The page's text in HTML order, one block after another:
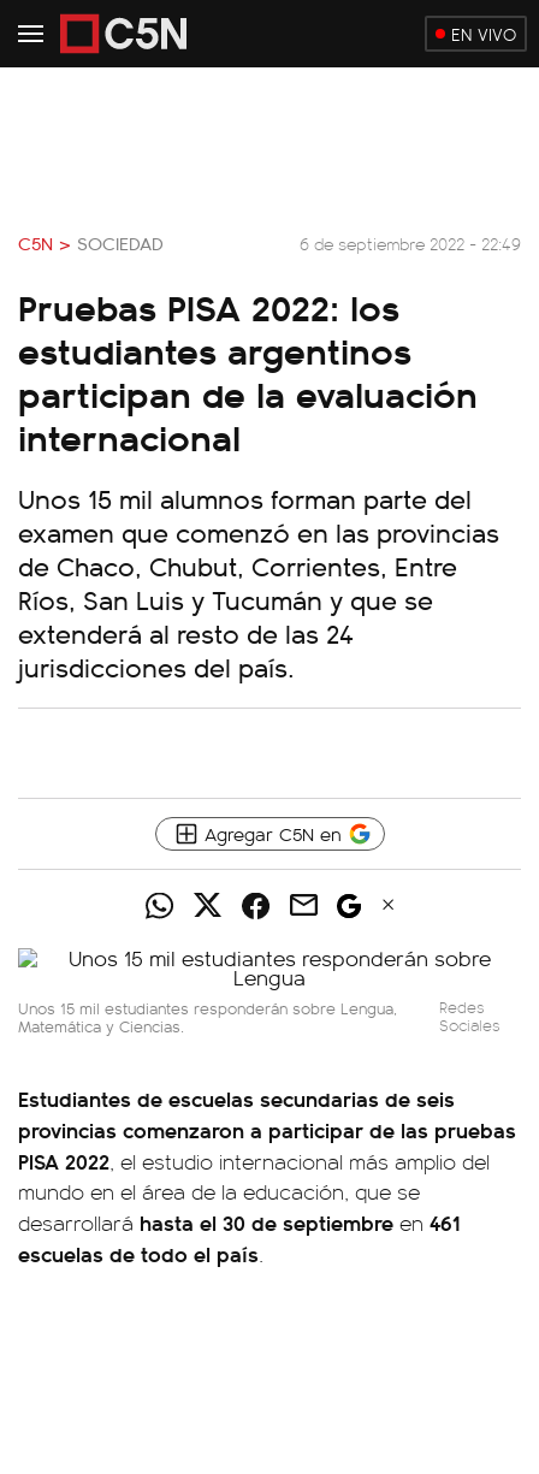
EN VIVO
C5N > SOCIEDAD 6 de septiembre 2022 - 22:49
Pruebas PISA 2022: los
estudiantes argentinos
participan de la evaluación
internacional
Unos 15 mil alumnos forman parte del
examen que comenzó en las provincias
de Chaco, Chubut, Corrientes, Entre
Ríos, San Luis y Tucumán y que se
extenderá al resto de las 24
jurisdicciones del país.
Agregar C5N en
Unos 15 mil estudiantes responderán sobre Lengua,
Matemática y Ciencias.
Redes
Sociales
Estudiantes de escuelas secundarias de seis
provincias comenzaron a participar de las pruebas
PISA 2022, el estudio internacional más amplio del
mundo en el área de la educación, que se
desarrollará hasta el 30 de septiembre en 461
escuelas de todo el país.